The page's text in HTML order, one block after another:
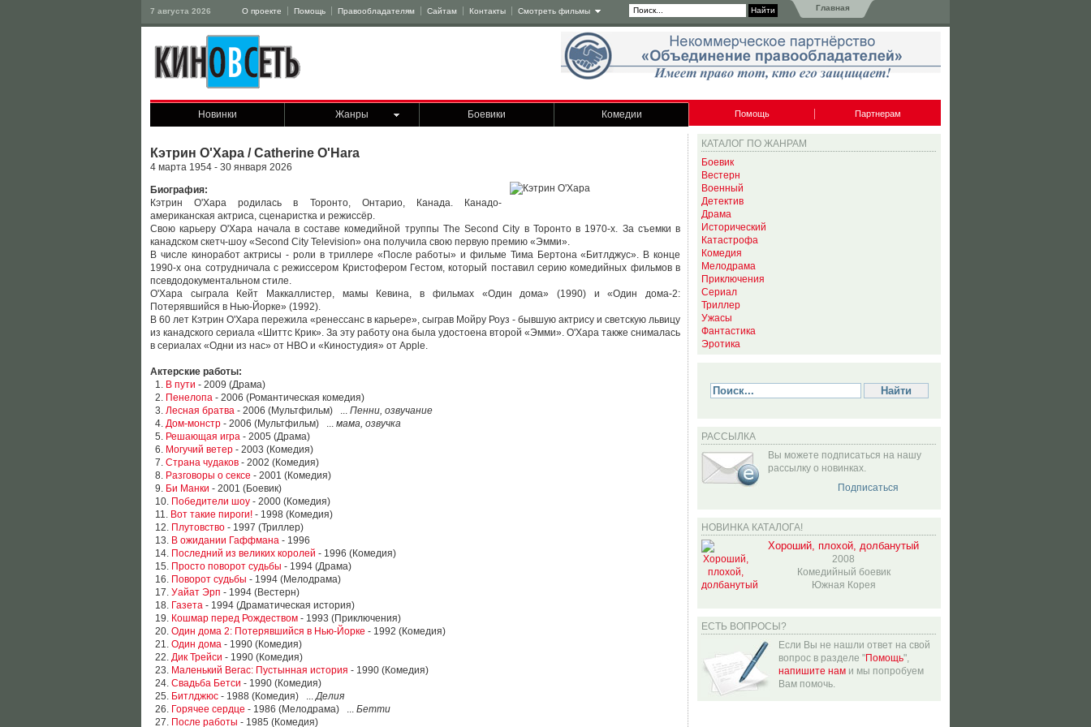
7 августа 2026 О проекте Помощь Правообладателям Сайтам Контакты Смотреть фильмы Главная
Новинки Жанры Боевики Комедии Помощь Партнерам
Кэтрин О'Хара / Catherine O'Hara
4 марта 1954 - 30 января 2026
Биография:
Кэтрин О'Хара родилась в Торонто, Онтарио, Канада. Канадо-
американская актриса, сценаристка и режиссёр.
Cвою карьеру О'Хара начала в составе комедийной труппы The Second City в Торонто в 1970-х. За съемки в
канадском скетч-шоу «Second City Television» она получила свою первую премию «Эмми».
В числе киноработ актрисы - роли в триллере «После работы» и фильме Тима Бертона «Битлджус». В конце
1990-х она сотрудничала с режиссером Кристофером Гестом, который поставил серию комедийных фильмов в
псевдодокументальном стиле.
О'Хара сыграла Кейт Маккаллистер, мамы Кевина, в фильмах «Один дома» (1990) и «Один дома-2:
Потерявшийся в Нью-Йорке» (1992).
В 60 лет Кэтрин О'Хара пережила «ренессанс в карьере», сыграв Мойру Роуз - бывшую актрису и светскую львицу
из канадского сериала «Шиттс Крик». За эту работу она была удостоена второй «Эмми». О'Хара также снималась
в сериалах «Одни из нас» от HBO и «Киностудия» от Apple.
Актерские работы:
1. В пути - 2009 (Драма)
2. Пенелопа - 2006 (Романтическая комедия)
3. Лесная братва - 2006 (Мультфильм) ... Пенни, озвучание
4. Дом-монстр - 2006 (Мультфильм) ... мама, озвучка
5. Решающая игра - 2005 (Драма)
6. Могучий ветер - 2003 (Комедия)
7. Страна чудаков - 2002 (Комедия)
8. Разговоры о сексе - 2001 (Комедия)
9. Би Манки - 2001 (Боевик)
10. Победители шоу - 2000 (Комедия)
11. Вот такие пироги! - 1998 (Комедия)
12. Плутовство - 1997 (Триллер)
13. В ожидании Гаффмана - 1996
14. Последний из великих королей - 1996 (Комедия)
15. Просто поворот судьбы - 1994 (Драма)
16. Поворот судьбы - 1994 (Мелодрама)
17. Уайат Эрп - 1994 (Вестерн)
18. Газета - 1994 (Драматическая история)
19. Кошмар перед Рождеством - 1993 (Приключения)
20. Один дома 2: Потерявшийся в Нью-Йорке - 1992 (Комедия)
21. Один дома - 1990 (Комедия)
22. Дик Трейси - 1990 (Комедия)
23. Маленький Вегас: Пустынная история - 1990 (Комедия)
24. Свадьба Бетси - 1990 (Комедия)
25. Битлджюс - 1988 (Комедия) ...Делия
26. Горячее сердце - 1986 (Мелодрама) ... Бетти
27. После работы - 1985 (Комедия)
КАТАЛОГ ПО ЖАНРАМ
Боевик
Вестерн
Военный
Детектив
Драма
Исторический
Катастрофа
Комедия
Мелодрама
Приключения
Сериал
Триллер
Ужасы
Фантастика
Эротика
РАССЫЛКА
Вы можете подписаться на нашу
рассылку о новинках.
Подписаться
НОВИНКА КАТАЛОГА!
Хороший, плохой, долбанутый
2008
Комедийный боевик
Южная Корея
ЕСТЬ ВОПРОСЫ?
Если Вы не нашли ответ на свой
вопрос в разделе "Помощь",
напишите нам и мы попробуем
Вам помочь.